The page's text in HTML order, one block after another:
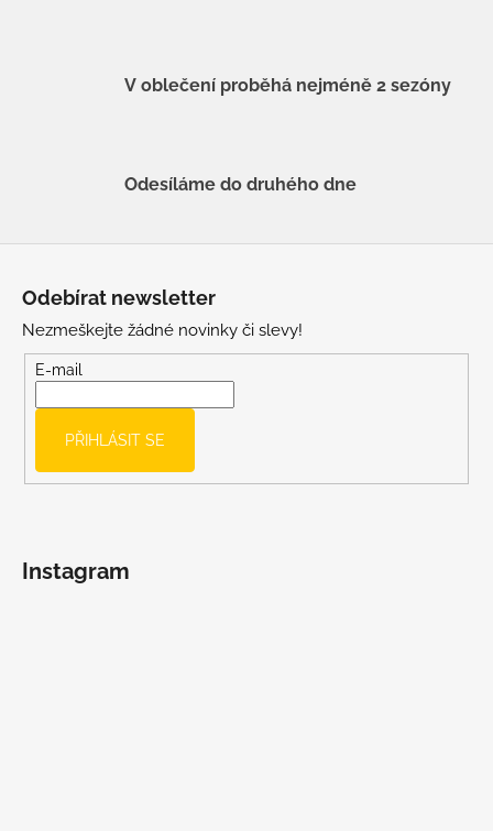
V oblečení proběhá nejméně 2 sezóny
Odesíláme do druhého dne
Odebírat newsletter
Nezmeškejte žádné novinky či slevy!
E-mail
PŘIHLÁSIT SE
Instagram